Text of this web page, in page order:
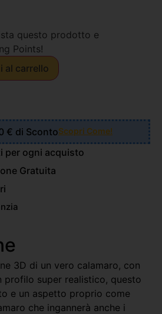
questo prodotto e
Points!
al carrello
€ di ScontoScopri Come!
per ogni acquisto
Gratuita
3D di un vero calamaro, con
profilo super realistico, questo
e un aspetto proprio come
che ingannerà anche i